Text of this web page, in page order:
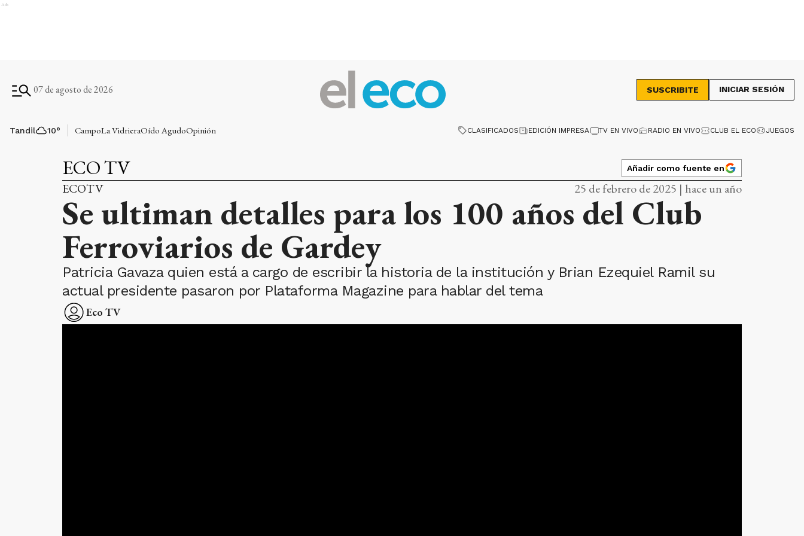
Ads
07 de agosto de 2026 SUSCRIBITE INICIAR SESIÓN
Tandil 10° CampoLa VidrieraOído AgudoOpinión CLASIFICADOS EDICIÓN IMPRESA TV EN VIVO RADIO EN VIVO CLUB EL ECO JUEGOS
ECO TV Añadir como fuente en
ECOTV 25 de febrero de 2025 | hace un año
Se ultiman detalles para los 100 años del Club
Ferroviarios de Gardey
Patricia Gavaza quien está a cargo de escribir la historia de la institución y Brian Ezequiel Ramil su
actual presidente pasaron por Plataforma Magazine para hablar del tema
Eco TV